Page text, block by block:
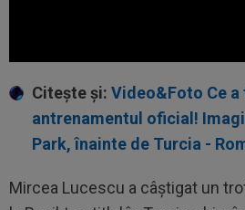
Citește și: Video&Foto Ce a
antrenamentul oficial!
Park, înainte de Turcia -
Mircea Lucescu a câștigat un